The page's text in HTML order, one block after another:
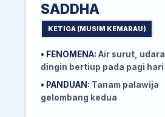
SADDHA
KETIGA (MUSIM KEMARAU)
• FENOMENA: Air surut, udara
dingin bertiup pada pagi hari
• PANDUAN: Tanam palawija
gelombang kedua